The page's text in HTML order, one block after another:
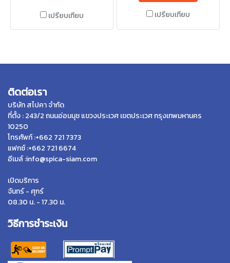
เปรียบเทียบ
เปรียบเทียบ
ติดต่อเรา
บริษัท สไปคา จำกัด
ที่ตั้ง : 243/2 ถนนอ่อนนุช แขวงประเวศ เขตประเวศ กรุงเทพมหานคร
10250
โทรศัพท์ :+662 721 7373
แฟกซ์ :+662 721 6674
อีเมล์ :info@spica-siam.com
เปิดบริการ
จันทร์ - ศุกร์
08.30 น. - 17.30 น.
วิธีการชำระเงิน